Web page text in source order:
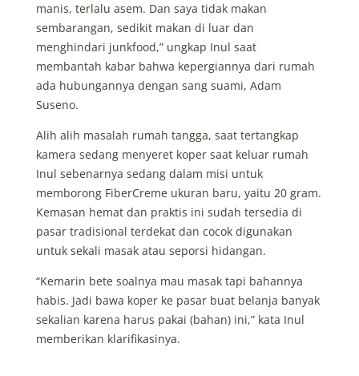
manis, terlalu asem. Dan saya tidak makan
sembarangan, sedikit makan di luar dan
menghindari junkfood,” ungkap Inul saat
membantah kabar bahwa kepergiannya dari rumah
ada hubungannya dengan sang suami, Adam
Suseno.
Alih alih masalah rumah tangga, saat tertangkap
kamera sedang menyeret koper saat keluar rumah
Inul sebenarnya sedang dalam misi untuk
memborong FiberCreme ukuran baru, yaitu 20 gram.
Kemasan hemat dan praktis ini sudah tersedia di
pasar tradisional terdekat dan cocok digunakan
untuk sekali masak atau seporsi hidangan.
“Kemarin bete soalnya mau masak tapi bahannya
habis. Jadi bawa koper ke pasar buat belanja banyak
sekalian karena harus pakai (bahan) ini,” kata Inul
memberikan klarifikasinya.